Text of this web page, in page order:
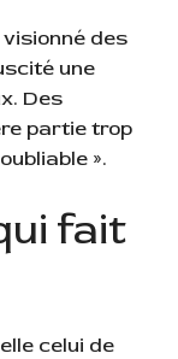
des
une
Des
partie trop
».
fait
celui de